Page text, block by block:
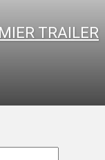
TRAILER